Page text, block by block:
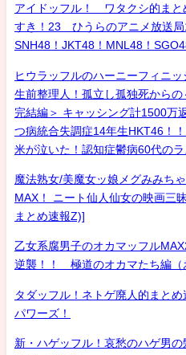
アイドッフル！ ワタクシ的ま
すき！23 ひうらのアニメ放送
SNH48！JKT48！MNL48！
ヒウラッフルのハーニーフィニ
生前整理人！孤立し孤独死から
完結編＞ キャッシング計1500万
つ病統合失調症14年生HKT46！
米が泣いた！認知症鬱病60代の
魔法熟女/美魔女ッ娘メグみみち
MAX！ ニート仙人仙女の映画三
まとめ速報Z)]
乙女系腐男子のオカマッフル
逆襲！！ 極道のオカマたち編（
タダッフル！ネトゲ廃人的まと
パワーズ！
新・ハゲッフル！哀愁のハゲ男